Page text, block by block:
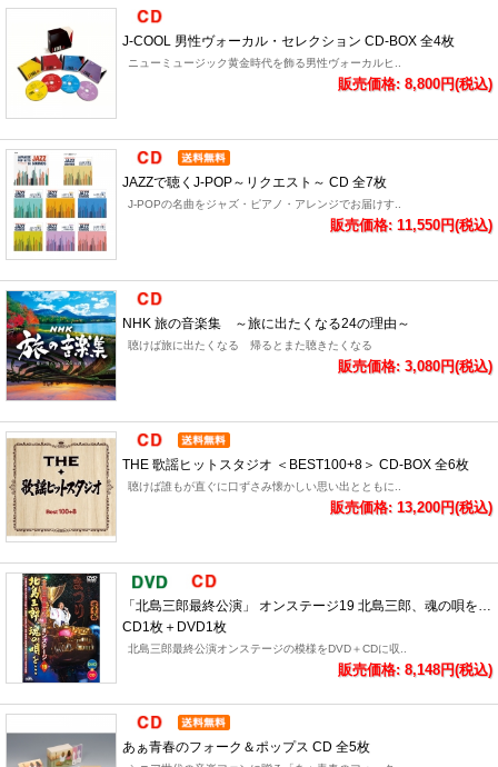
J-COOL 男性ヴォーカル・セレクション CD-BOX 全4枚
ニューミュージック黄金時代を飾る男性ヴォーカルヒ..
販売価格: 8,800円(税込)
JAZZで聴くJ-POP～リクエスト～ CD 全7枚
J-POPの名曲をジャズ・ピアノ・アレンジでお届けす..
販売価格: 11,550円(税込)
NHK 旅の音楽集 ～旅に出たくなる24の理由～
聴けば旅に出たくなる 帰るとまた聴きたくなる
販売価格: 3,080円(税込)
THE 歌謡ヒットスタジオ ＜BEST100+8＞ CD-BOX 全6枚
聴けば誰もが直ぐに口ずさみ懐かしい思い出とともに..
販売価格: 13,200円(税込)
「北島三郎最終公演」 オンステージ19 北島三郎、魂の唄を…
CD1枚＋DVD1枚
北島三郎最終公演オンステージの模様をDVD＋CDに収..
販売価格: 8,148円(税込)
あぁ青春のフォーク＆ポップス CD 全5枚